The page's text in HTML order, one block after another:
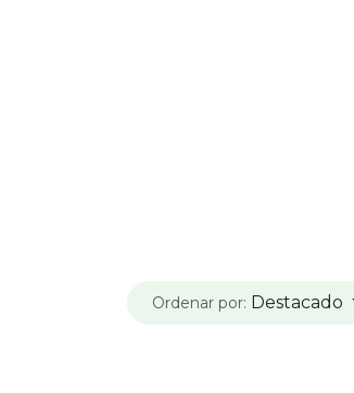
Ordenar por: Destacado